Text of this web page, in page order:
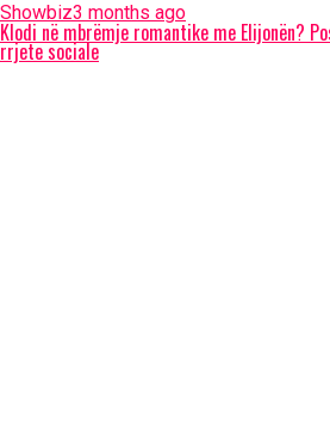
Showbiz3 months ago
Klodi në mbrëmje romantike me Elijonën?
rrjete sociale